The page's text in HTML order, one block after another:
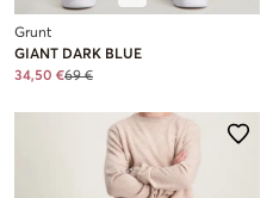
Grunt
GIANT DARK BLUE
34,50 €69 €